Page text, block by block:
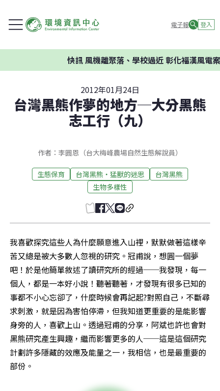
電子報 登入
風機離聚落、學校過近 彰化福漢風電案環委
2012年01月24日
台灣黑熊作夢的地方─大分黑熊
志工行（九）
作者：李圓恩（台大梅峰農場自然生態解說員）
生態保育 台灣黑熊‧猛獸的迷思
台灣黑熊
生物多樣性
我喜歡探究這些人為什麼願意進入山裡，默默做著這樣辛
苦又總是被大多數人忽視的研究。冠甫說，想圓一個夢
吧！於是他簡單敘述了讀研究所的經過──我發現，每一
個人，都是一本好小說！聽著聽著，才發現有很多已知的
事都不小心忘卻了，什麼時候會再記起?對照自己，不斷尋
求刺激，就是因為害怕停滯，但我知道更重要的是能影響
身旁的人，喜歡上山。透過冠甫的分享，阿斌也許也會對
黑熊研究產生興趣，繼而影響更多的人──這是這個研究
計劃許多隱藏的效應及能量之一，我相信，也是最重要的
部份。